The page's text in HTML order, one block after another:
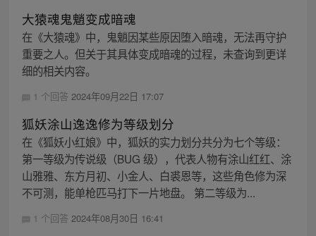
大猿魂鬼魈变成暗魂
在《大猿魂》中，鬼魈因某些原因堕入暗魂，无法再守护
重要之人。但关于其具体变成暗魂的过程，未查询到更详
细的相关内容。
1 个回答 2024年09月22日 17:07
狐妖涂山逸逸修为等级划分
在《狐妖小红娘》中，狐妖的实力划分共分为七个等级：
第一等级为传说级（BUG 级），代表人物有涂山红红、涂
山雅雅、东方月初、小金人、白裘恩等，这些角色修为深
不可测，能单枪匹马打下一片地盘。 第二等级为...
1 个回答 2024年08月30日 16:41